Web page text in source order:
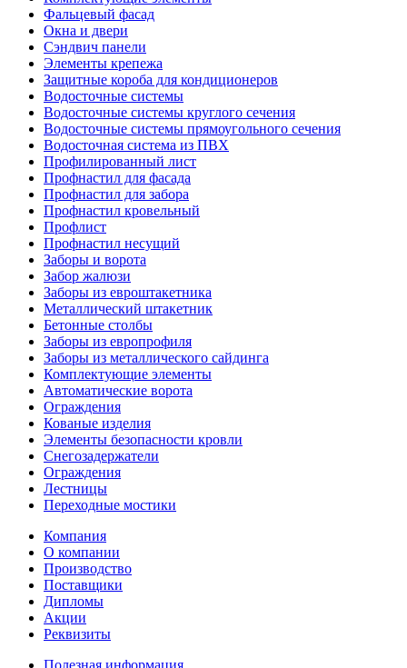
Фальцевый фасад
Окна и двери
Сэндвич панели
Элементы крепежа
Защитные короба для кондиционеров
Водосточные системы
Водосточные системы круглого сечения
Водосточные системы прямоугольного сечения
Водосточная система из ПВХ
Профилированный лист
Профнастил для фасада
Профнастил для забора
Профнастил кровельный
Профлист
Профнастил несущий
Заборы и ворота
Забор жалюзи
Заборы из евроштакетника
Металлический штакетник
Бетонные столбы
Заборы из европрофиля
Заборы из металлического сайдинга
Комплектующие элементы
Автоматические ворота
Ограждения
Кованые изделия
Элементы безопасности кровли
Снегозадержатели
Ограждения
Лестницы
Переходные мостики
Компания
О компании
Производство
Поставщики
Дипломы
Акции
Реквизиты
Полезная информация